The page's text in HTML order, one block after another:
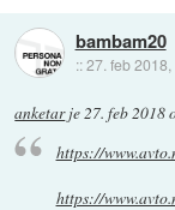
bambam20
::27. feb 2018,
anketarje 27. feb 2018
https://
https://